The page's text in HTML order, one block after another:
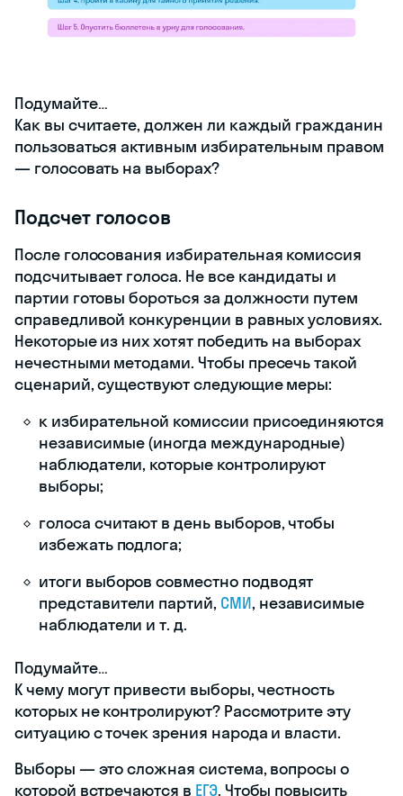
в радиопередачах;
в социальных сетях и т. д.
Все это кандидаты проводят в течение
28 дней до даты голосования. За день до
мероприятия агитировать запрещено.
Голосование
Дату, когда проходят выборы разного
уровня, в России называют единым
днем голосования. В 2021 году он
состоялся 19 сентября, в 2022-м пройдет
11 сентября.
Граждане, которые хотят проголосовать,
приходят с паспортом на свой
избирательный участок по месту
регистрации. Там члены избирательной
официальный бланк единого образца, с
помощью которого человек может
отдать голос за кандидата.
Чтобы соблюсти один из принципов
демократических выборов — тайну
принимает решение за ширмой. Так
никто не узнает, кого он выбрал. После
этого гражданин опускает бюллетень в
урну для голосования — специальную
запечатанную емкость. Ее вскроют
только при подсчете голосов.